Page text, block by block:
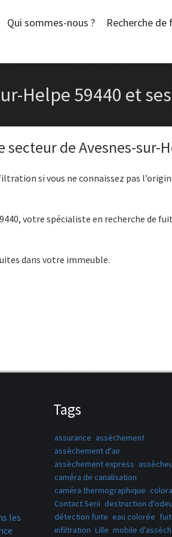
Qui sommes-nous ? Recherche de
Helpe 59440 et
secteur de Avesnes-sur-
si vous ne connaissez pas
votre spécialiste en recherche de
dans votre immeuble.
les
Tags
assurance assèchement
assèchement d'air
assèchement express
caméra de canalisation
caméra thermographique
Contact Serii destruction
détection fuite eau colorée
infiltration Lille mobile